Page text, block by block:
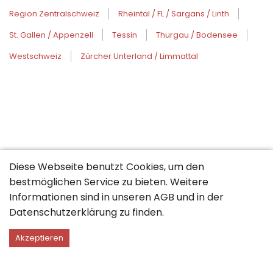
Region Zentralschweiz
Rheintal / FL / Sargans / Linth
St. Gallen / Appenzell
Tessin
Thurgau / Bodensee
Westschweiz
Zürcher Unterland / Limmattal
Diese Webseite benutzt Cookies, um den
bestmöglichen Service zu bieten. Weitere
Informationen sind in unserenAGB und in der
Datenschutzerklärung zu finden.
Akzeptieren